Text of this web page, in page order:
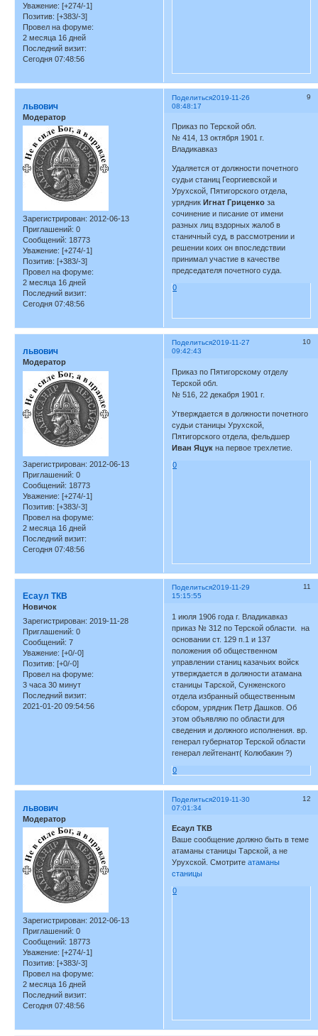
Уважение: [+274/-1]
Позитив: [+383/-3]
Провел на форуме:
2 месяца 16 дней
Последний визит:
Сегодня 07:48:56
Поделиться 9
2019-11-26
08:48:17
львович
Модератор
Зарегистрирован: 2012-06-13
Приглашений: 0
Сообщений: 18773
Уважение: [+274/-1]
Позитив: [+383/-3]
Провел на форуме:
2 месяца 16 дней
Последний визит:
Сегодня 07:48:56
Приказ по Терской обл.
№ 414, 13 октября 1901 г.
Владикавказ
Удаляется от должности почетного
судьи станиц Георгиевской и
Урухской, Пятигорского отдела,
урядник Игнат Гриценко за
сочинение и писание от имени
разных лиц вздорных жалоб в
станичный суд, в рассмотрении и
решении коих он впоследствии
принимал участие в качестве
председателя почетного суда.
0
Поделиться 10
2019-11-27
09:42:43
львович
Модератор
Зарегистрирован: 2012-06-13
Приглашений: 0
Сообщений: 18773
Уважение: [+274/-1]
Позитив: [+383/-3]
Провел на форуме:
2 месяца 16 дней
Последний визит:
Сегодня 07:48:56
Приказ по Пятигорскому отделу
Терской обл.
№ 516, 22 декабря 1901 г.
Утверждается в должности почетного
судьи станицы Урухской,
Пятигорского отдела, фельдшер
Иван Яцук на первое трехлетие.
0
Поделиться 11
2019-11-29
15:15:55
Есаул ТКВ
Новичок
Зарегистрирован: 2019-11-28
Приглашений: 0
Сообщений: 7
Уважение: [+0/-0]
Позитив: [+0/-0]
Провел на форуме:
3 часа 30 минут
Последний визит:
2021-01-20 09:54:56
1 июля 1906 года г. Владикавказ
приказ № 312 по Терской области. на
основании ст. 129 п.1 и 137
положения об общественном
управлении станиц казачьих войск
утверждается в должности атамана
станицы Тарской, Сунженского
отдела избранный общественным
сбором, урядник Петр Дашков. Об
этом объявляю по области для
сведения и должного исполнения. вр.
генерал губернатор Терской области
генерал лейтенант( Колюбакин ?)
0
Поделиться 12
2019-11-30
07:01:34
львович
Модератор
Зарегистрирован: 2012-06-13
Приглашений: 0
Сообщений: 18773
Уважение: [+274/-1]
Позитив: [+383/-3]
Провел на форуме:
2 месяца 16 дней
Последний визит:
Сегодня 07:48:56
Есаул ТКВ
Ваше сообщение должно быть в теме
атаманы станицы Тарской, а не
Урухской. Смотритеатаманы
станицы
0